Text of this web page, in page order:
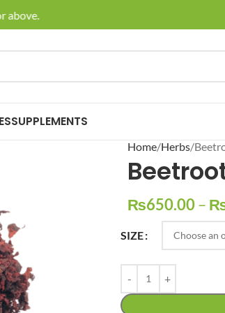
SUPPLEMENTS
Home Herbs
₨650.00–
SIZE